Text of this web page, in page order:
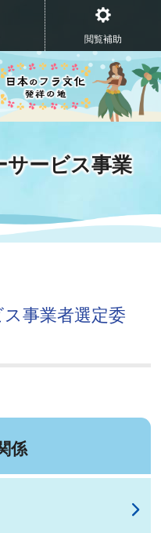
閲覧補助
サービス事業
事業者選定委
係